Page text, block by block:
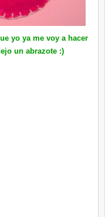
yo ya me voy a hacer
un abrazote :)